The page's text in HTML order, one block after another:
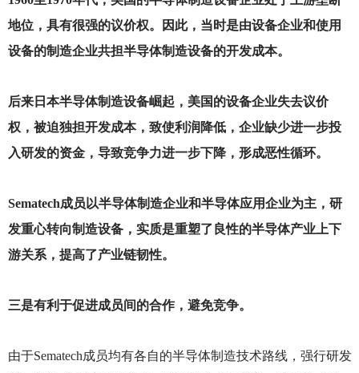
地位，具有很强的议价权。因此，当时是由设备企业和使用
设备的制造企业共担半导体制造设备的开发成本。
后来日本半导体制造设备崛起，美国的设备企业失去议价
权，被迫独担开发成本，致使利润降低，企业缺少进一步投
入研发的资金，导致竞争力进一步下降，形成恶性循环。
Sematech成员以半导体制造企业和半导体应用企业为主，研
发重心转向制造设备，实质是重塑了良性的半导体产业上下
游关系，提高了产业链韧性。
三是有利于促进成员间的合作，避免竞争。
由于Sematech成员均有各自的半导体制造技术路线，强行研发